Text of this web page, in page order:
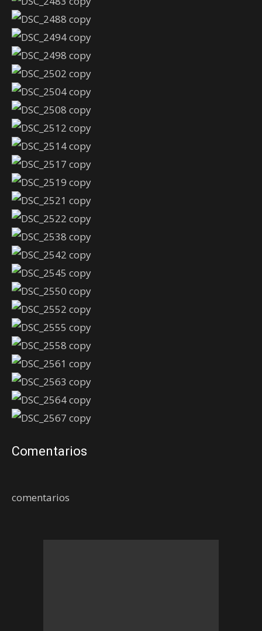
Comentarios
comentarios